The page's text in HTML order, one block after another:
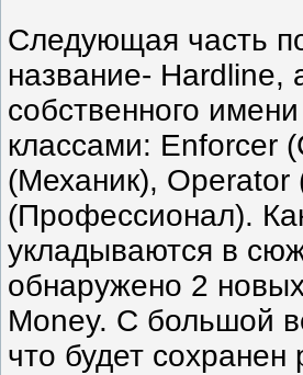
Следующая часть
название-
собственного
классами: Enforcer
(Механик),
(Профессионал).
укладываются в
обнаружено 2
Money. С большой
что будет